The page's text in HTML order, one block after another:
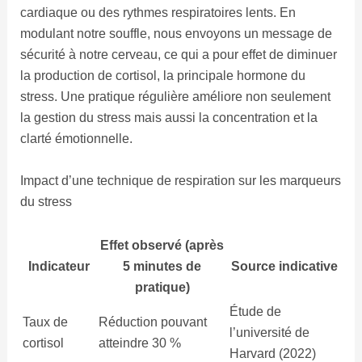
cardiaque ou des rythmes respiratoires lents. En
modulant notre souffle, nous envoyons un message de
sécurité à notre cerveau, ce qui a pour effet de diminuer
la production de cortisol, la principale hormone du
stress. Une pratique régulière améliore non seulement
la gestion du stress mais aussi la concentration et la
clarté émotionnelle.
Impact d’une technique de respiration sur les marqueurs
du stress
Indicateur
Effet observé (après
5 minutes de
pratique)
Source indicative
Taux de
cortisol
Réduction pouvant
atteindre 30 %
Étude de
l’université de
Harvard (2022)